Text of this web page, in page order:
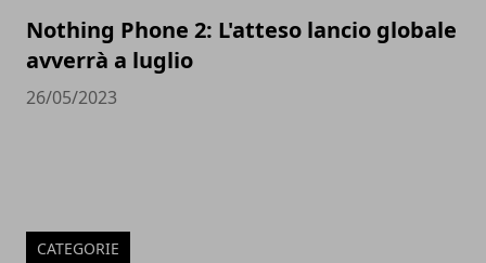
Nothing Phone 2: L'atteso lancio globale
avverrà a luglio
26/05/2023
CATEGORIE